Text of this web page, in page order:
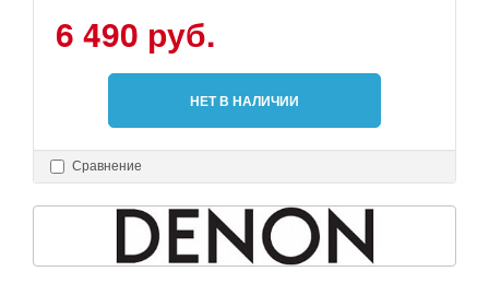
6 490 руб.
НЕТ В НАЛИЧИИ
Сравнение